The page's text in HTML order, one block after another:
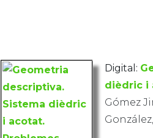
Digital:
dièdric i
Gómez